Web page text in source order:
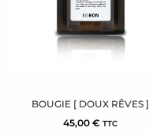
BOUGIE [ DOUX RÊVES ]
45,00 € TTC